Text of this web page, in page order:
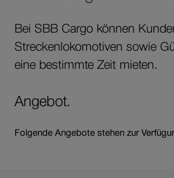
Bei SBB Cargo können
Streckenlokomotiven sowie
eine bestimmte Zeit mieten.
Angebot.
Folgende Angebote stehen zur